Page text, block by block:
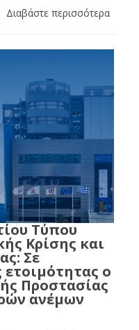
Διαβάστε περισσότερα
Τύπου
Κρίσης και
Σε
ο
Προστασίας
ανέμων